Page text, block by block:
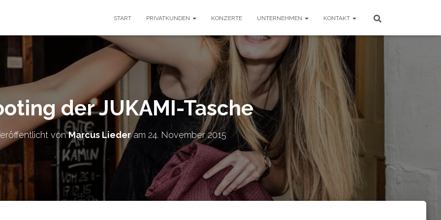
START PRIVATKUNDEN KONZERTE UNTERNEHMEN KONTAKT
der JUKAMI-Tasche
vonMarcus Liederam 24. November 2015